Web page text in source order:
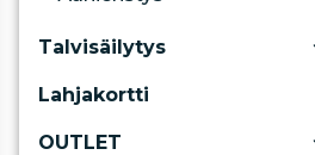
Talvisäilytys
Lahjakortti
OUTLET